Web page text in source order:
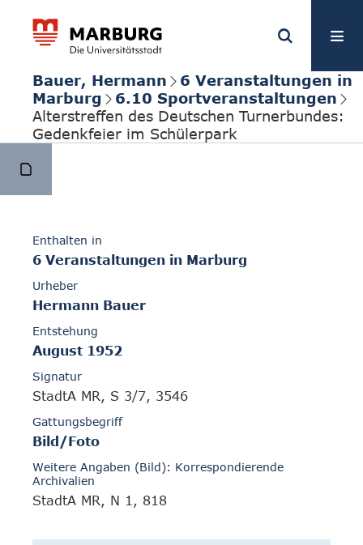
Bauer, Hermann
6 Veranstaltungen in
Marburg
6.10 Sportveranstaltungen
Alterstreffen des Deutschen Turnerbundes:
Gedenkfeier im Schülerpark
Enthalten in
6 Veranstaltungen in Marburg
Urheber
Hermann Bauer
Entstehung
August 1952
Signatur
StadtA MR, S 3/7, 3546
Gattungsbegriff
Bild/Foto
Weitere Angaben (Bild): Korrespondierende
Archivalien
StadtA MR, N 1, 818